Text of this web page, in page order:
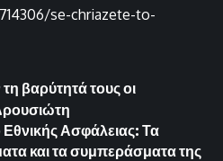
se-chriazete-to-
βαρύτητά τους οι
Ασφάλειας: Τα
και τα συμπεράσματα της